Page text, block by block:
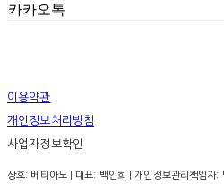
카카오톡
이용약관
개인정보처리방침
사업자정보확인
상호: 베티아노 | 대표: 백인희 | 개인정보관리책임